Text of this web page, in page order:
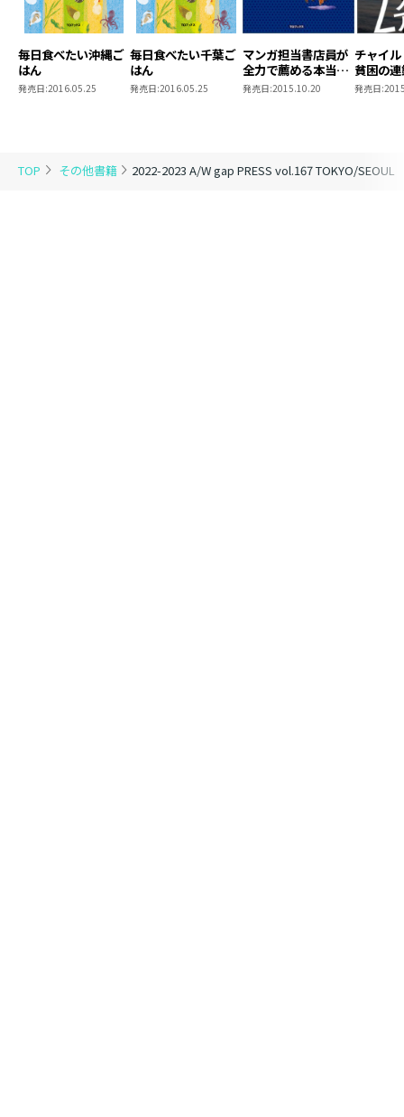
TOP その他書籍 2022-2023 A/W gap PRESS vol.167 TOKYO/SEOUL
毎日食べたい沖縄ご
はん
発売日:2016.05.25
毎日食べたい千葉ご
はん
発売日:2016.05.25
マンガ担当書店員が
全力で薦める本当に
すごいマンガはこれ
発売日:2015.10.20
チャイ
貧困の
られな
発売日: